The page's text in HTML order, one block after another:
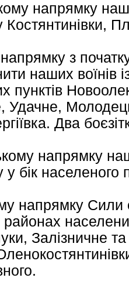
напрямку
Костянтинівки,
з
наших воїнів
пунктів
Удачне,
Два
напрямку
бік населеного
напрямку Сили
Залізничне